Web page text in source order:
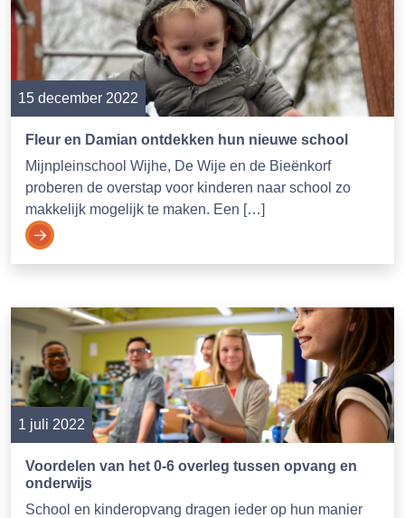
15 december 2022
Fleur en Damian ontdekken hun nieuwe school
Mijnpleinschool Wijhe, De Wije en de Bieënkorf
proberen de overstap voor kinderen naar school zo
makkelijk mogelijk te maken. Een […]
1 juli 2022
Voordelen van het 0-6 overleg tussen opvang en
onderwijs
School en kinderopvang dragen ieder op hun manier